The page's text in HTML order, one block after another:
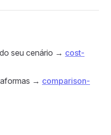
seu cenário → cost-
→ comparison-